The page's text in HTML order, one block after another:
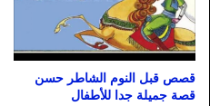
قصص قبل النوم الشاطر حسن
قصة جميلة جدا للأطفال